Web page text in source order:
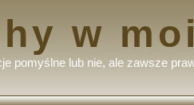
w
pomyślne lub nie, ale zawsze